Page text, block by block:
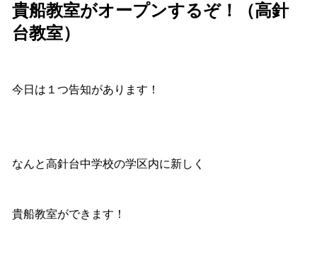
貴船教室がオープンするぞ！（高針
台教室）
今日は１つ告知があります！
なんと高針台中学校の学区内に新しく
貴船教室ができます！